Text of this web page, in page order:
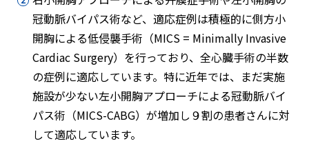
冠動脈バイパス術など、適応症例は積極的に側方小
開胸による低侵襲手術（MICS = Minimally Invasive
Cardiac Surgery）を行っており、全心臓手術の半数
の症例に適応しています。特に近年では、まだ実施
施設が少ない左小開胸アプローチによる冠動脈バイ
パス術（MICS-CABG）が増加し９割の患者さんに対
して適応しています。